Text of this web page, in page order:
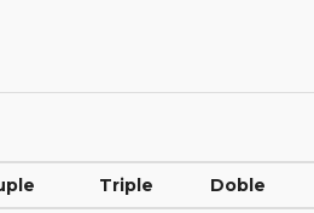
Triple Doble